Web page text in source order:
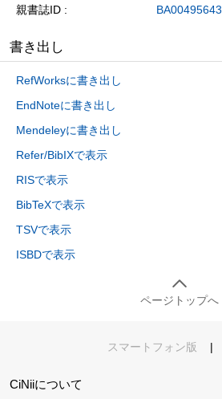
親書誌ID BA00495643
書き出し
RefWorksに書き出し
EndNoteに書き出し
Mendeleyに書き出し
Refer/BibIXで表示
RISで表示
BibTeXで表示
TSVで表示
ISBDで表示
ページトップへ
スマートフォン版 |
CiNiiについて